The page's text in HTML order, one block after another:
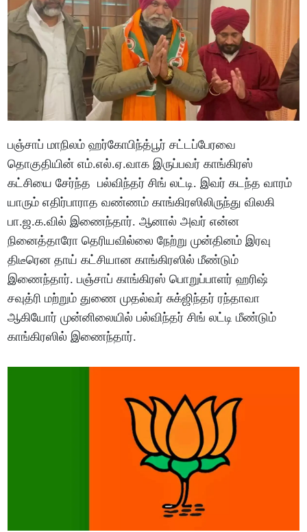
பஞ்சாப் மாநிலம் ஹர்கோபிந்த்பூர் சட்டப்பேரவை
தொகுதியின் எம்.எல்.ஏ.வாக இருப்பவர் காங்கிரஸ்
கட்சியை சேர்ந்த பல்விந்தர் சிங் லட்டி. இவர் கடந்த வாரம்
யாரும் எதிர்பாராத வண்ணம் காங்கிரஸிலிருந்து விலகி
பா.ஜ.க.வில் இணைந்தார். ஆனால் அவர் என்ன
நினைத்தாரோ தெரியவில்லை நேற்று முன்தினம் இரவு
திடீரென தாய் கட்சியான காங்கிரஸில் மீண்டும்
இணைந்தார். பஞ்சாப் காங்கிரஸ் பொறுப்பாளர் ஹரிஷ்
சவுத்ரி மற்றும் துணை முதல்வர் சுக்ஜிந்தர் ரந்தாவா
ஆகியோர் முன்னிலையில் பல்விந்தர் சிங் லட்டி மீண்டும்
காங்கிரஸில் இணைந்தார்.